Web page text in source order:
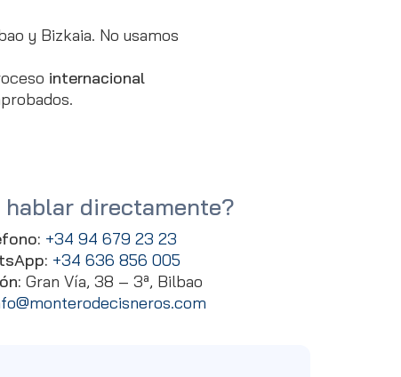
y Bizkaia. No usamos
internacional
hablar directamente?
+34 94 679 23 23
+34 636 856 005
Gran Vía, 38 – 3ª, Bilbao